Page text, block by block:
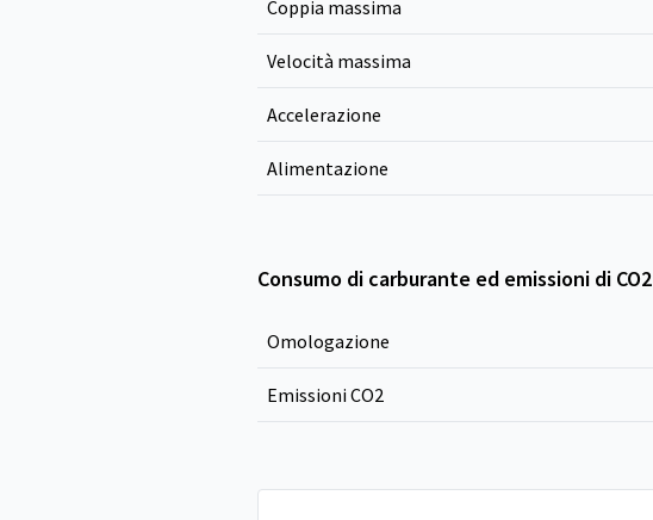
Coppia massima
Velocità massima
Accelerazione
Alimentazione
Consumo di carburante ed emissioni di CO2
Omologazione
Emissioni CO2